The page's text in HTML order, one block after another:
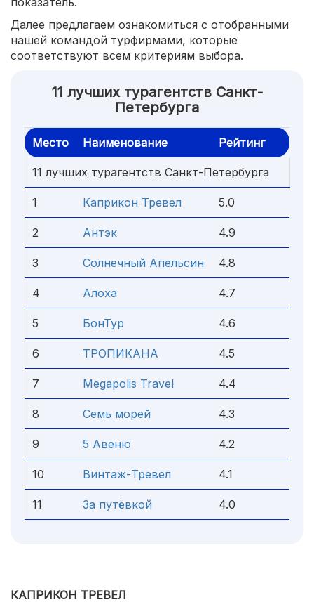
Далее предлагаем ознакомиться с отобранными
нашей командой турфирмами, которые
соответствуют всем критериям выбора.
11 лучших турагентств Санкт-
Петербурга
Место Наименование Рейтинг
11 лучших турагентств Санкт-Петербурга
1 Каприкон Тревел 5.0
2 Антэк 4.9
3 Солнечный Апельсин 4.8
4 Алоха 4.7
5 БонТур 4.6
6 ТРОПИКАНА 4.5
7 Megapolis Travel 4.4
8 Семь морей 4.3
9 5 Авеню 4.2
10 Винтаж-Тревел 4.1
11 За путёвкой 4.0
КАПРИКОН ТРЕВЕЛ